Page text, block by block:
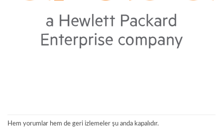
Hem yorumlar hem de geri izlemeler şu anda kapalıdır.